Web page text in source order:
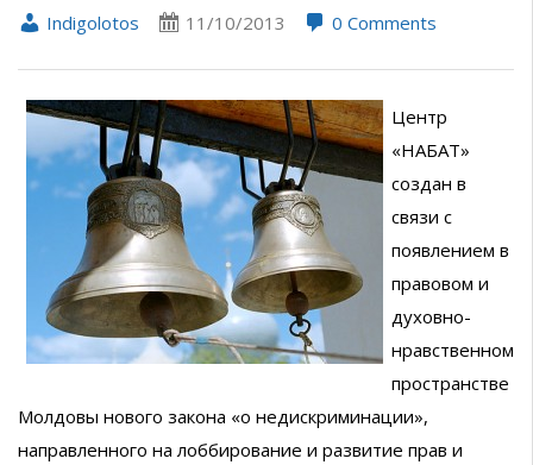
Indigolotos 11/10/2013 0 Comments
Центр
«НАБАТ»
создан в
связи с
появлением в
правовом и
духовно-
нравственном
пространстве
Молдовы нового закона «о недискриминации»,
направленного на лоббирование и развитие прав и